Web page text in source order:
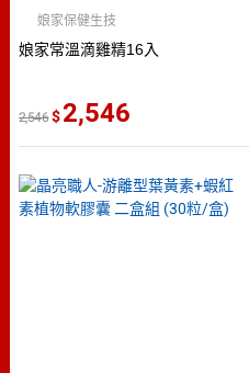
娘家常溫滴雞精16入
娘家保健生技
2,546 2,546